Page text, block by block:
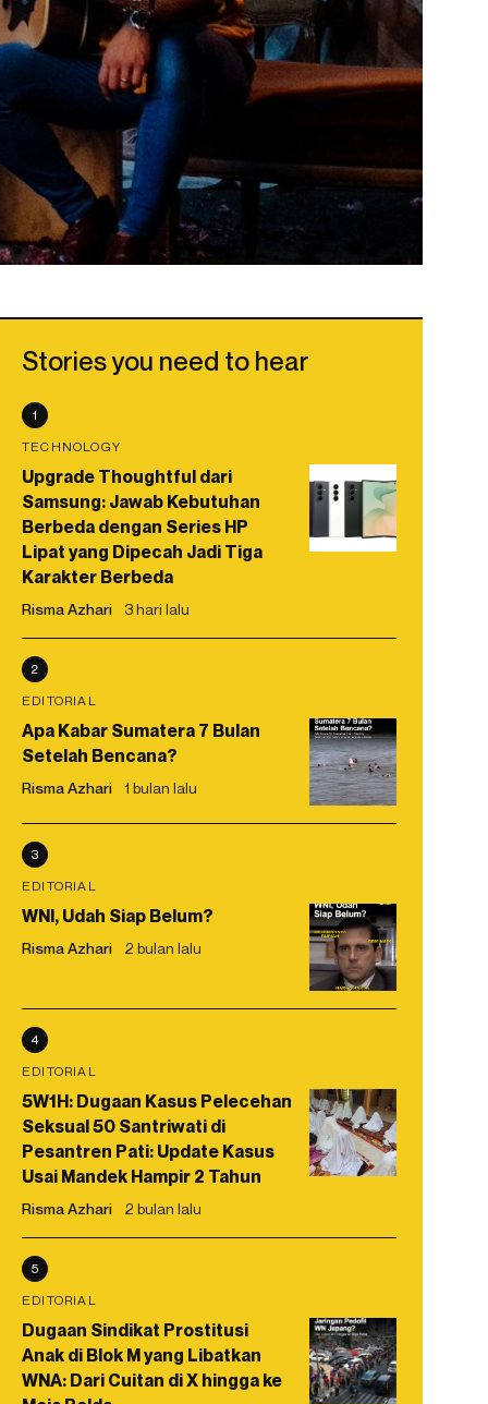
Stories you need to hear
1
TECHNOLOGY
Upgrade Thoughtful dari
Samsung: Jawab Kebutuhan
Berbeda dengan Series HP
Lipat yang Dipecah Jadi Tiga
Karakter Berbeda
Risma Azhari 3 hari lalu
2
EDITORIAL
Apa Kabar Sumatera 7 Bulan
Setelah Bencana?
Risma Azhari 1 bulan lalu
3
EDITORIAL
WNI, Udah Siap Belum?
Risma Azhari 2 bulan lalu
4
EDITORIAL
5W1H: Dugaan Kasus Pelecehan
Seksual 50 Santriwati di
Pesantren Pati: Update Kasus
Usai Mandek Hampir 2 Tahun
Risma Azhari 2 bulan lalu
5
EDITORIAL
Dugaan Sindikat Prostitusi
Anak di Blok M yang Libatkan
WNA: Dari Cuitan di X hingga ke